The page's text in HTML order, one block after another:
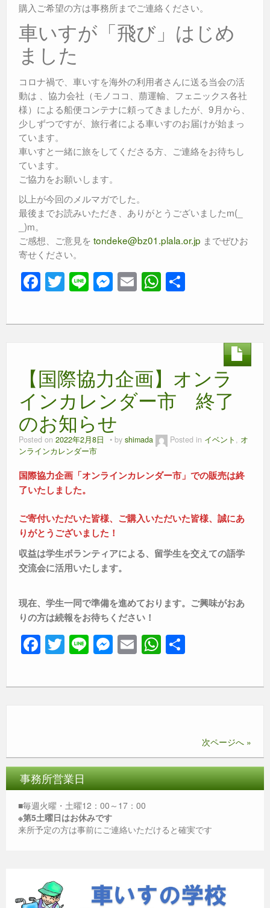
購入ご希望の方は事務所までご連絡ください。
車いすが「飛び」はじめ
ました
コロナ禍で、車いすを海外の利用者さんに送る当会の活
動は 、協力会社（モノココ、萠運輸、フェニックス各社
様）による船便コンテナに頼ってきましたが、9月から、
少しずつですが、旅行者による車いすのお届けが始まっ
ています。
車いすと一緒に旅をしてくださる方、ご連絡をお待ちし
ています。
ご協力をお願いします。
以上が今回のメルマガでした。
最後までお読みいただき、ありがとうございましたm(_
_)m。
ご感想、ご意見を tondeke@bz01.plala.or.jp までぜひお
寄せください。
F
a
c
o
o
k
T
wi
tt
Li
n
e
M
e
ss
g
er
E
m
ail
W
h
at
p
【国際協力企画】オンラ
インカレンダー市 終了
のお知らせ
Posted on 2022年2月8日 by shimada Posted in イベント , オ
ンラインカレンダー市
国際協力企画「オンラインカレンダー市」での販売は終
了いたしました。
ご寄付いただいた皆様、ご購入いただいた皆様、誠にあ
りがとうございました！
収益は学生ボランティアによる、留学生を交えての語学
交流会に活用いたします。
現在、学生一同で準備を進めております。ご興味がおあ
りの方は続報をお待ちください！
F
a
c
o
k
T
wi
tt
Li
n
e
M
e
ss
er
E
m
ail
W
h
at
p
次ページへ »
事務所営業日
■毎週火曜・土曜12：00～17：00
※第5土曜日はお休みです
来所予定の方は事前にご連絡いただけると確実です